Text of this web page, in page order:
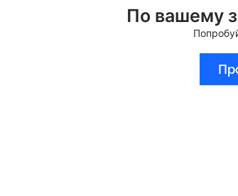
По вашему